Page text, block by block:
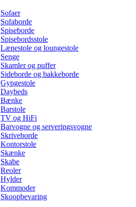
Sofaer
Sofaborde
Spiseborde
Spisebordsstole
Lænestole og loungestole
Senge
Skamler og puffer
Sideborde og bakkeborde
Gyngestole
Daybeds
Bænke
Barstole
TV og HiFi
Barvogne og serveringsvogne
Skriveborde
Kontorstole
Skænke
Skabe
Reoler
Hylder
Kommoder
Skoopbevaring